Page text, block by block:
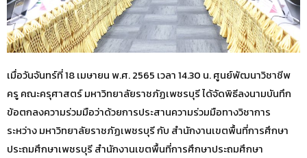
เมื่อวันจันทร์ที่ 18 เมษายน พ.ศ. 2565 เวลา 14.30 น. ศูนย์พัฒนาวิชาชีพ
ครู คณะครุศาสตร์ มหาวิทยาลัยราชภัฏเพชรบุรี ได้จัดพิธีลงนามบันทึก
ข้อตกลงความร่วมมือว่าด้วยการประสานความร่วมมือทางวิชาการ
ระหว่าง มหาวิทยาลัยราชภัฏเพชรบุรี กับ สำนักงานเขตพื้นที่การศึกษา
ประถมศึกษาเพชรบุรี สำนักงานเขตพื้นที่การศึกษาประถมศึกษา